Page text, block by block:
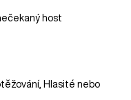
host
Hlasité nebo